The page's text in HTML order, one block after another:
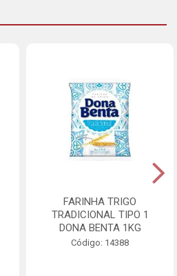
FARINHA TRIGO
TRADICIONAL TIPO 1
DONA BENTA 1KG
Código: 14388